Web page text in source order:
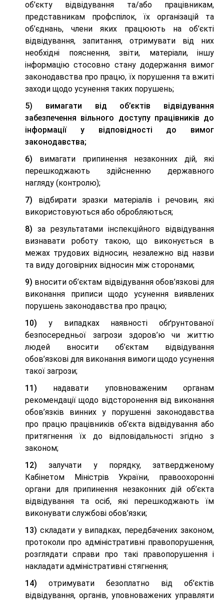
об’єкту відвідування та/або працівникам,
представникам профспілок, їх організацій та
об’єднань, члени яких працюють на об’єкті
відвідування, запитання, отримувати від них
необхідні пояснення, звіти, матеріали, іншу
інформацію стосовно стану додержання вимог
законодавства про працю, їх порушення та вжиті
заходи щодо усунення таких порушень;
5)
вимагати від об’єктів відвідування
забезпечення вільного доступу працівників до
інформації у відповідності до вимог
законодавства;
6) вимагати припинення незаконних дій, які
перешкоджають здійсненню державного
нагляду (контролю);
7) відбирати зразки матеріалів і речовин, які
використовуються або обробляються;
8) за результатами інспекційного відвідування
визнавати роботу такою, що виконується в
межах трудових відносин, незалежно від назви
та виду договірних відносин між сторонами;
9) вносити об’єктам відвідування обов’язкові для
виконання приписи щодо усунення виявлених
порушень законодавства про працю;
10) у випадках наявності обґрунтованої
безпосередньої загрози здоров’ю чи життю
людей вносити об’єктам відвідування
обов’язкові для виконання вимоги щодо усунення
такої загрози;
11) надавати уповноваженим органам
рекомендації щодо відсторонення від виконання
обов’язків винних у порушенні законодавства
про працю працівників об’єкта відвідування або
притягнення їх до відповідальності згідно з
законом;
12) залучати у порядку, затвердженому
Кабінетом Міністрів України, правоохоронні
органи для припинення незаконних дій об’єкта
відвідування та осіб, які перешкоджають їм
виконувати службові обов’язки;
13) складати у випадках, передбачених законом,
протоколи про адміністративні правопорушення,
розглядати справи про такі правопорушення і
накладати адміністративні стягнення;
14) отримувати безоплатно від об’єктів
відвідування, органів, уповноважених управляти